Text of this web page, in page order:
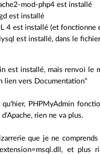
mod-php4 est installé
est installé
4 est installé (et fonctionne
est installé, dans le
est installé, mais renvoi le
lien vers Documentation"
qu'hier, PHPMyAdmin
d'Apache, rien ne va plus.
que je ne
et plus